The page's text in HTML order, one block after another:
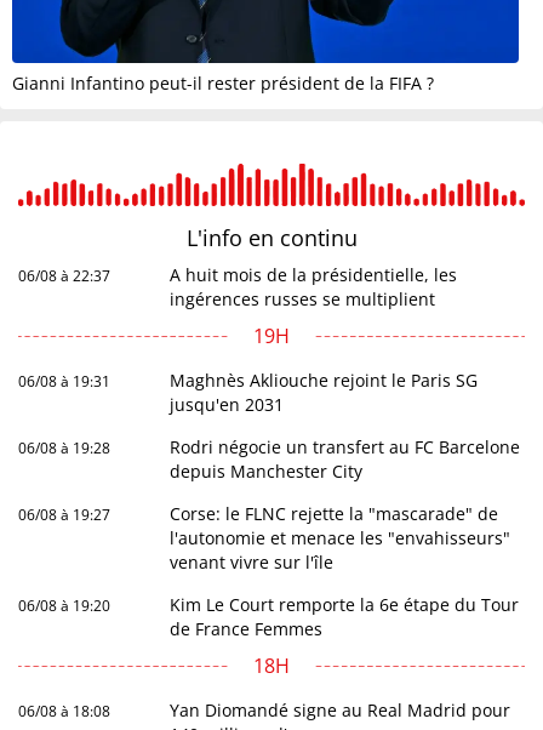
Gianni Infantino peut-il rester président de la FIFA ?
L'info en continu
06/08 à 22:37
A huit mois de la présidentielle, les
ingérences russes se multiplient
19H
06/08 à 19:31
Maghnès Akliouche rejoint le Paris SG
jusqu'en 2031
06/08 à 19:28
Rodri négocie un transfert au FC Barcelone
depuis Manchester City
06/08 à 19:27
Corse: le FLNC rejette la "mascarade" de
l'autonomie et menace les "envahisseurs"
venant vivre sur l'île
06/08 à 19:20
Kim Le Court remporte la 6e étape du Tour
de France Femmes
18H
06/08 à 18:08
Yan Diomandé signe au Real Madrid pour